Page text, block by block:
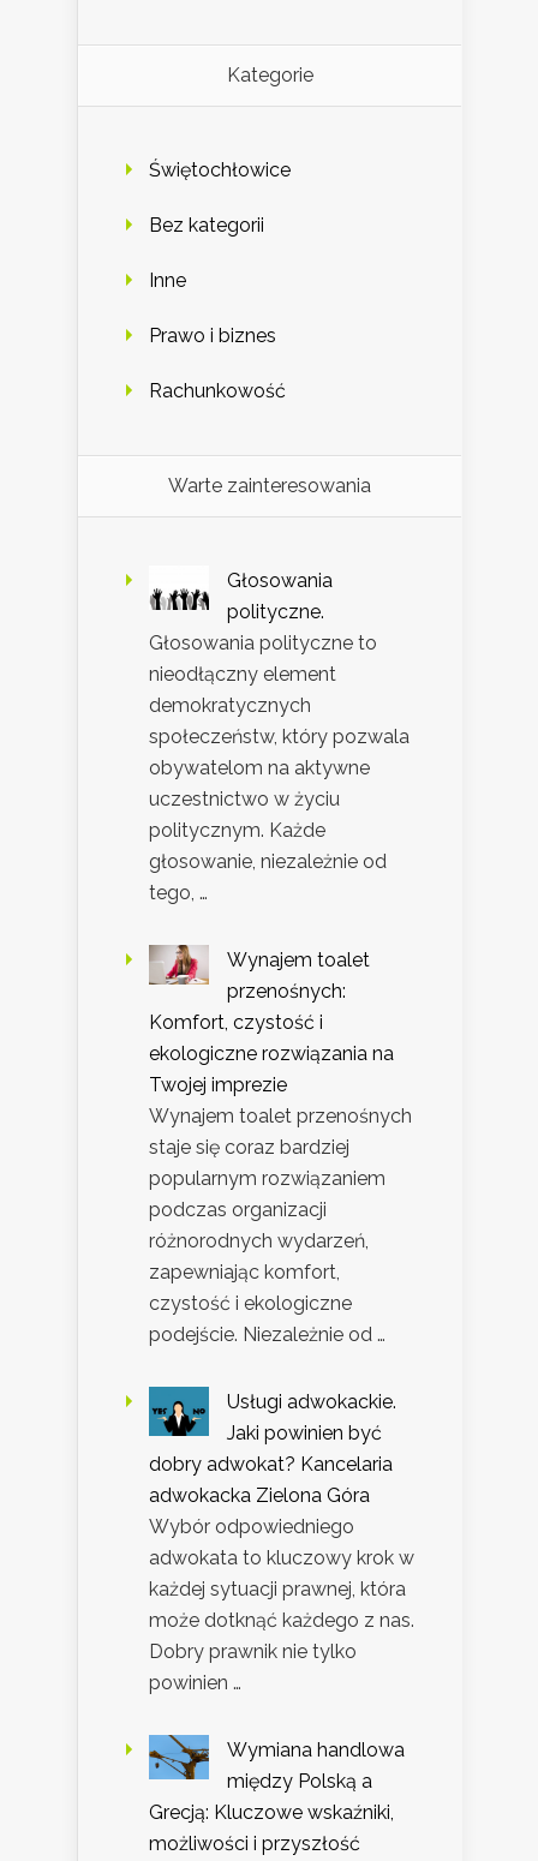
Kategorie
Świętochłowice
Bez kategorii
Inne
Prawo i biznes
Rachunkowość
Warte zainteresowania
Głosowania
polityczne.
Głosowania polityczne to
nieodłączny element
demokratycznych
społeczeństw, który pozwala
obywatelom na aktywne
uczestnictwo w życiu
politycznym. Każde
głosowanie, niezależnie od
tego, …
Wynajem toalet
przenośnych:
Komfort, czystość i
ekologiczne rozwiązania na
Twojej imprezie
Wynajem toalet przenośnych
staje się coraz bardziej
popularnym rozwiązaniem
podczas organizacji
różnorodnych wydarzeń,
zapewniając komfort,
czystość i ekologiczne
podejście. Niezależnie od …
Usługi adwokackie.
Jaki powinien być
dobry adwokat? Kancelaria
adwokacka Zielona Góra
Wybór odpowiedniego
adwokata to kluczowy krok w
każdej sytuacji prawnej, która
może dotknąć każdego z nas.
Dobry prawnik nie tylko
powinien …
Wymiana handlowa
między Polską a
Grecją: Kluczowe wskaźniki,
możliwości i przyszłość